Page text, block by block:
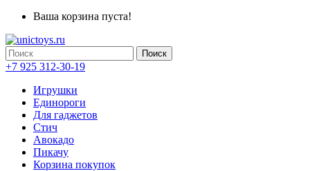
Ваша корзина пуста!
Поиск
+7 925 312-30-19
Игрушки
Единороги
Для гаджетов
Стич
Авокадо
Пикачу
Корзина покупок